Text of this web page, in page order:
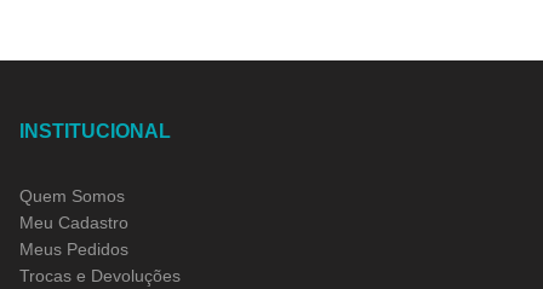
INSTITUCIONAL
Quem Somos
Meu Cadastro
Meus Pedidos
Trocas e Devoluções